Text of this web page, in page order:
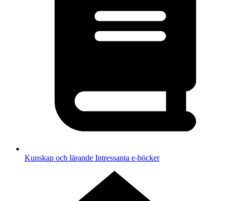
Kunskap och lärande Intressanta e-böcker